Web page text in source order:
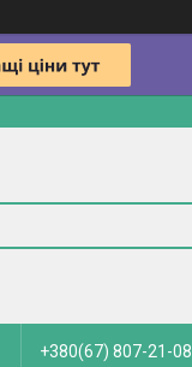
+380(67) 807-21-08